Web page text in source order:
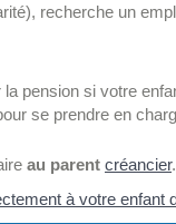
recherche un
pension si votre
se prendre en
au parent créancier.
à votre enfant